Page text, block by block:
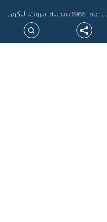
تأسس مركز الأبحاث الفلسطيني في عام 1965 بمدينة بيروت، ليكون
الذاكرة الفلسطينية
التي تسهم في تشكيل